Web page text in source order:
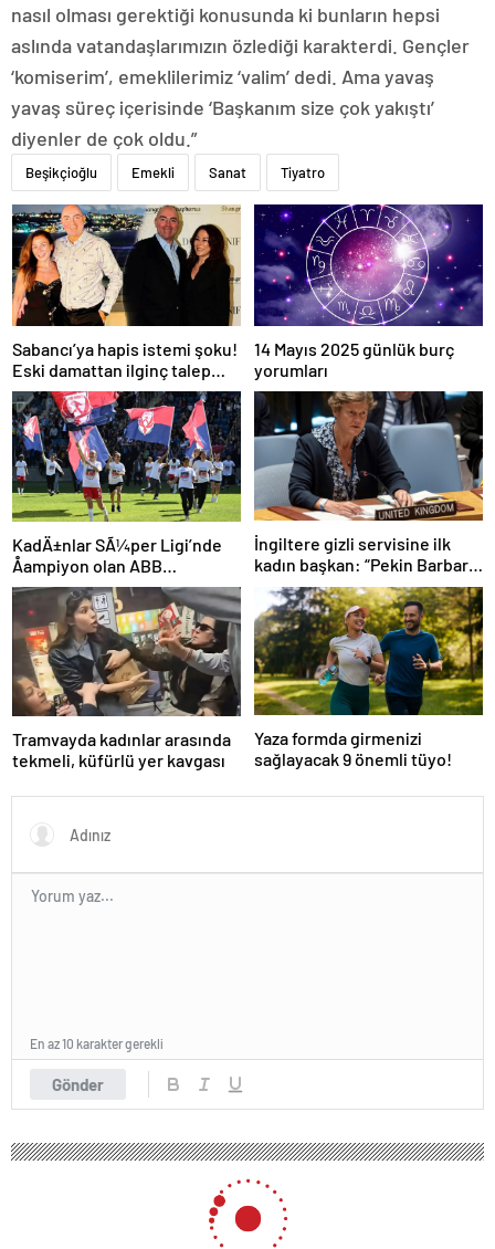
nasıl olması gerektiği konusunda ki bunların hepsi
aslında vatandaşlarımızın özlediği karakterdi. Gençler
‘komiserim’, emeklilerimiz ‘valim’ dedi. Ama yavaş
yavaş süreç içerisinde ‘Başkanım size çok yakıştı’
diyenler de çok oldu.”
Beşikçioğlu Emekli Sanat Tiyatro
Sabancı’ya hapis istemi şoku!
Eski damattan ilginç talep
geldi
14 Mayıs 2025 günlük burç
yorumları
KadÄ±nlar SÃ¼per Ligi’nde
Åampiyon olan ABB
Fomget’ten FenerbahÃ§e’ye
gÃ¶nderme
İngiltere gizli servisine ilk
kadın başkan: “Pekin Barbara”
favori aday
Tramvayda kadınlar arasında
tekmeli, küfürlü yer kavgası
Yaza formda girmenizi
sağlayacak 9 önemli tüyo!
Gönder
En az 10 karakter gerekli